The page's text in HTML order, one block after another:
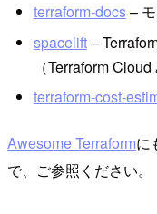
terraform-docs– モ
spacelift–
（Terraform
terraform-cost-
Awesome Terraformに
で、ご参照ください。